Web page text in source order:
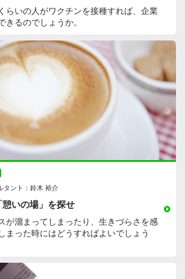
らいの人がワクチンを接種すれば、企業
きるのでしょうか。
タント：鈴木 裕介
いの場」を探せ
が溜まってしまったり、生きづらさを感
まった時にはどうすればよいでしょう